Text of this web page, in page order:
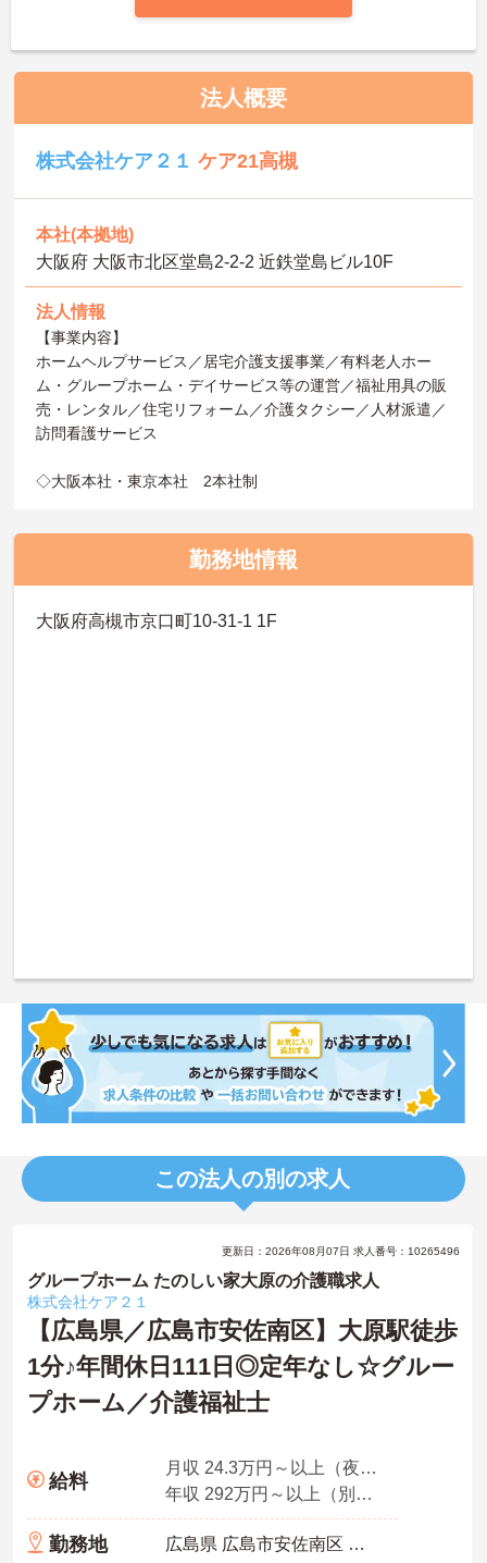
法人概要
株式会社ケア２１ケア21高槻
本社(本拠地)
大阪府 大阪市北区堂島2-2-2 近鉄堂島ビル10F
法人情報
【事業内容】
ホームヘルプサービス／居宅介護支援事業／有料老人ホー
ム・グループホーム・デイサービス等の運営／福祉用具の販
売・レンタル／住宅リフォーム／介護タクシー／人材派遣／
訪問看護サービス
◇大阪本社・東京本社 2本社制
勤務地情報
大阪府高槻市京口町10-31-1 1F
この法人の別の求人
更新日：2026年08月07日 求人番号：10265496
グループホーム たのしい家大原の介護職求人
株式会社ケア２１
【広島県／広島市安佐南区】大原駅徒歩
1分♪年間休日111日◎定年なし☆グルー
プホーム／介護福祉士
給料
月収 24.3万円～以上（夜勤5回分・諸手当込み）
年収 292万円～以上（別途賞与付与）
勤務地 広島県 広島市安佐南区 伴東7-59-11